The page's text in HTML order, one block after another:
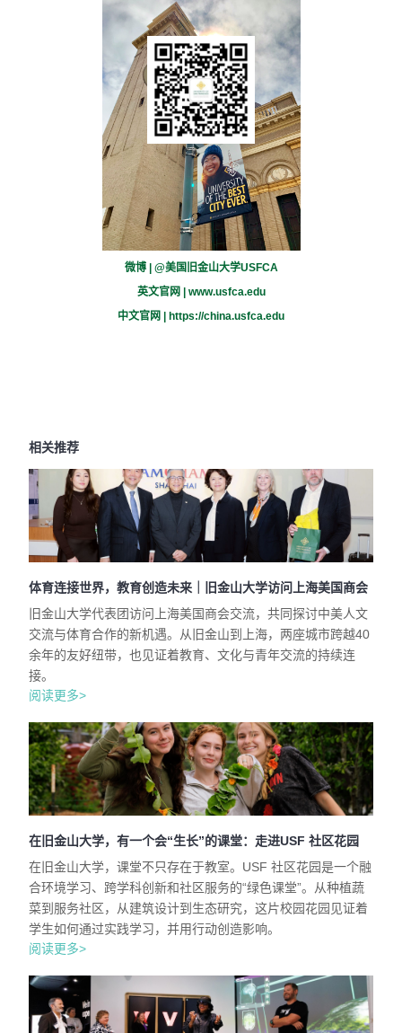
微博 | @美国旧金山大学USFCA
英文官网 | www.usfca.edu
中文官网 |
https://china.usfca.edu
相关推荐
体育连接世界，教育创造未来｜旧金山大学访问上海美国商会
旧金山大学代表团访问上海美国商会交流，共同探讨中美人文
交流与体育合作的新机遇。从旧金山到上海，两座城市跨越40
余年的友好纽带，也见证着教育、文化与青年交流的持续连
接。
阅读更多>
在旧金山大学，有一个会“生长”的课堂：走进USF 社区花园
在旧金山大学，课堂不只存在于教室。USF 社区花园是一个融
合环境学习、跨学科创新和社区服务的“绿色课堂”。从种植蔬
菜到服务社区，从建筑设计到生态研究，这片校园花园见证着
学生如何通过实践学习，并用行动创造影响。
阅读更多>